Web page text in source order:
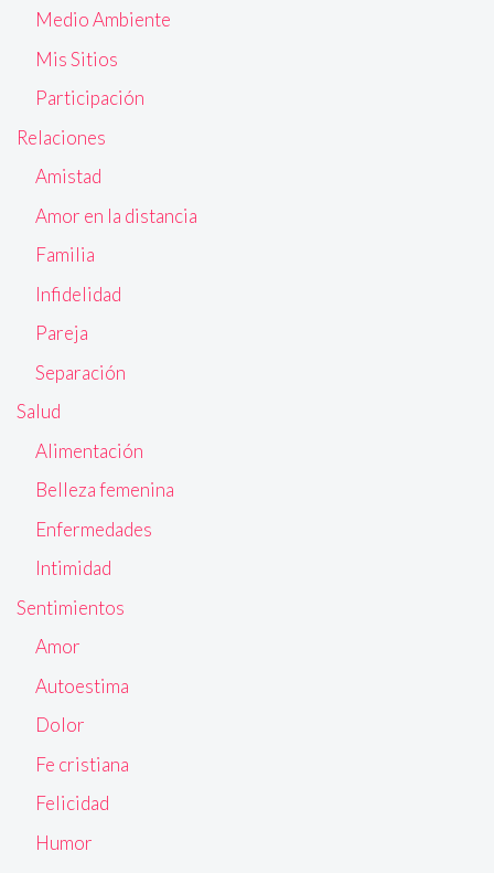
Medio Ambiente
Mis Sitios
Participación
Relaciones
Amistad
Amor en la distancia
Familia
Infidelidad
Pareja
Separación
Salud
Alimentación
Belleza femenina
Enfermedades
Intimidad
Sentimientos
Amor
Autoestima
Dolor
Fe cristiana
Felicidad
Humor